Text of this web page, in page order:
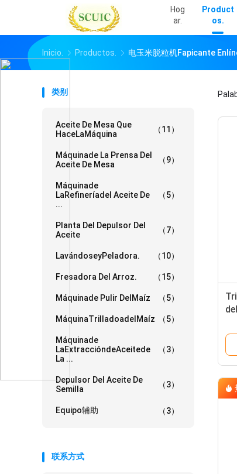
Hog
Ar.
Product
Os.
Inicio. Productos. 电玉米脱粒机fapicante
类别
Aceite De Mesa Que
HaceLaMáquina
（11）
Máquinade La Prensa Del
Aceite De Mesa
（9）
Máquinade
LaRefineríadel Aceite De
...
（5）
Planta Del Depulsor Del
Aceite
（7）
LavándoseyPeladora. （10）
Fresadora Del Arroz. （15）
Máquinade Pulir DelMaíz （5）
MáquinaTrilladoadelMaíz （5）
Máquinade
LaExtraccióndeAceitede
La ...
（3）
Depulsor Del Aceite De
Semilla
（3）
Equipo辅助 （3）
联系方式